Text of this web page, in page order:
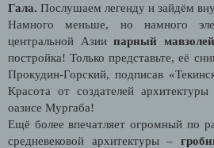
Гала. Послушаем легенду и зайдём
Намного меньше, но намного
центральной Азии парный
постройка! Только представьте, её
Прокудин-Горский, подписав
Красота от создателей
оазисе Мургаба!
Ещё более впечатляет огромный по
средневековой архитектуры –